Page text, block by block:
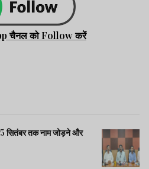
चैनल को Follow करें
5 सितंबर तक नाम जोड़ने और